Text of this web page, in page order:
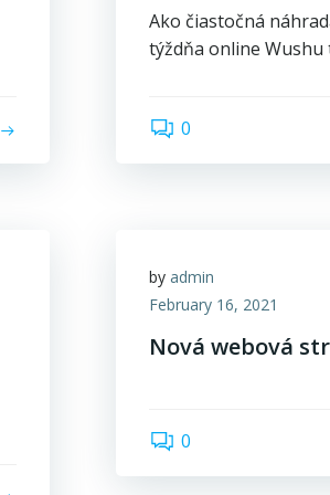
Ako čiastočná
týždňa online
0
by admin
February 16, 2021
Nová webová
0